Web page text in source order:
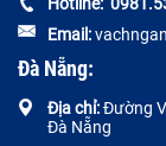
Email:
Đà Nẵng:
Địa chỉ:Đường
Đà Nẵng